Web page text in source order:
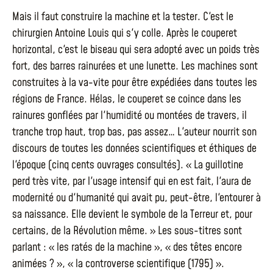
Mais il faut construire la machine et la tester. C'est le
chirurgien Antoine Louis qui s'y colle. Après le couperet
horizontal, c'est le biseau qui sera adopté avec un poids très
fort, des barres rainurées et une lunette. Les machines sont
construites à la va-vite pour être expédiées dans toutes les
régions de France. Hélas, le couperet se coince dans les
rainures gonflées par l'humidité ou montées de travers, il
tranche trop haut, trop bas, pas assez… L'auteur nourrit son
discours de toutes les données scientifiques et éthiques de
l'époque (cinq cents ouvrages consultés). « La guillotine
perd très vite, par l'usage intensif qui en est fait, l'aura de
modernité ou d'humanité qui avait pu, peut-être, l'entourer à
sa naissance. Elle devient le symbole de la Terreur et, pour
certains, de la Révolution même. » Les sous-titres sont
parlant : « les ratés de la machine », « des têtes encore
animées ? », « la controverse scientifique (1795) ».